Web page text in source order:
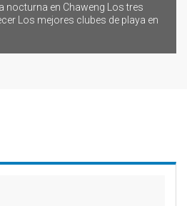
nocturna en Chaweng Los tres
Los mejores clubes de playa en